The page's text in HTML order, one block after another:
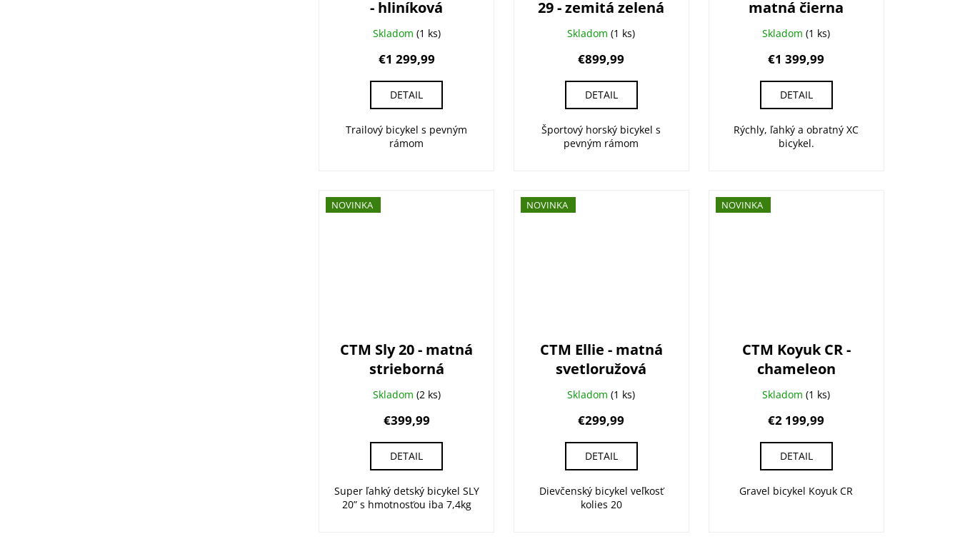
- hliníková
Skladom (1 ks)
€1 299,99
DETAIL
Trailový bicykel s pevným
rámom
29 - zemitá zelená
Skladom(1 ks)
€899,99
DETAIL
Športový horský bicykel s
pevným rámom
matná čierna
Skladom(1 ks)
€1 399,99
DETAIL
Rýchly, ľahký a obratný XC
bicykel.
NOVINKA
CTM Sly 20 - matná
strieborná
Skladom (2 ks)
€399,99
DETAIL
Super ľahký detský bicykel SLY
20” s hmotnosťou iba 7,4kg
NOVINKA
CTM Ellie - matná
svetloružová
Skladom(1 ks)
€299,99
DETAIL
Dievčenský bicykel veľkosť
kolies 20
NOVINKA
CTM Koyuk CR -
chameleon
Skladom(1 ks)
€2 199,99
DETAIL
Gravel bicykel Koyuk CR